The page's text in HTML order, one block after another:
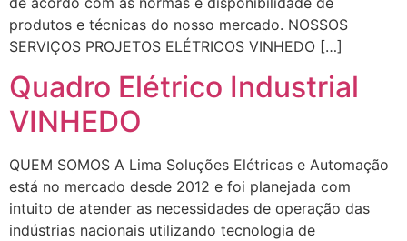
produtos e técnicas do nosso mercado. NOSSOS
SERVIÇOS PROJETOS ELÉTRICOS VINHEDO […]
Quadro Elétrico Industrial
VINHEDO
QUEM SOMOS A Lima Soluções Elétricas e Automação
está no mercado desde 2012 e foi planejada com
intuito de atender as necessidades de operação das
indústrias nacionais utilizando tecnologia de